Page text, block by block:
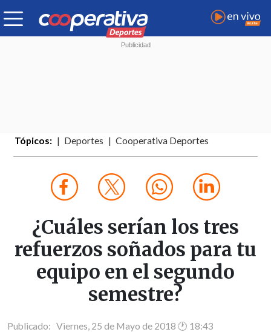
Tópicos: Deportes Cooperativa Deportes
¿Cuáles serían los tres
refuerzos soñados para tu
equipo en el segundo
semestre?
Publicado: Viernes, 25 de Mayo de 2018 🕐 18:43